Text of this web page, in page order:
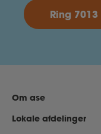
Ring 7013
Om ase
Lokale afdelinger